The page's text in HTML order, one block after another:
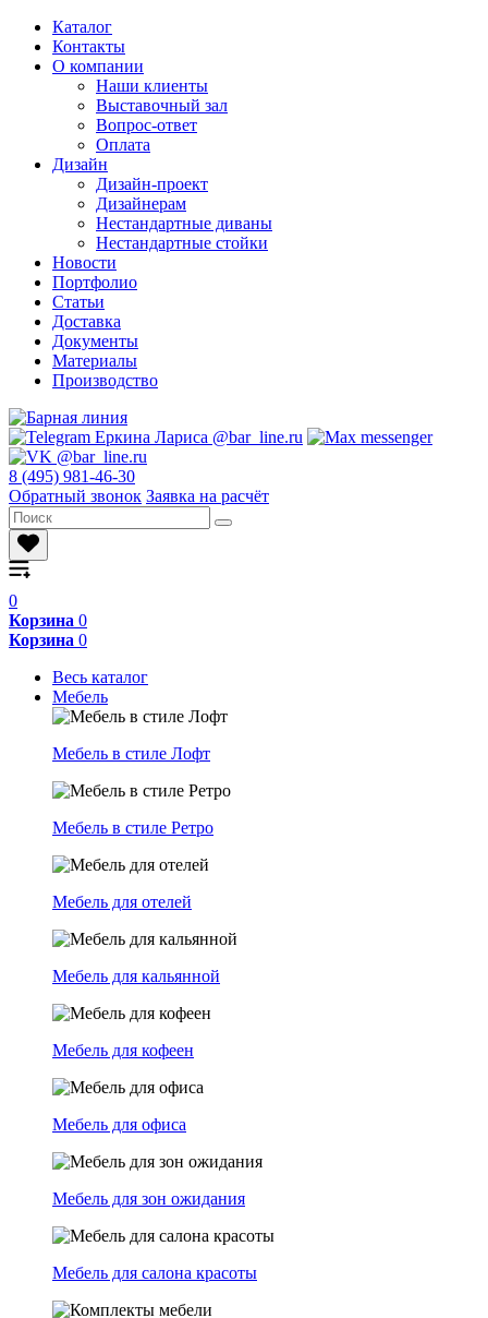
Каталог
Контакты
О компании
Наши клиенты
Выставочный зал
Вопрос-ответ
Оплата
Дизайн
Дизайн-проект
Дизайнерам
Нестандартные диваны
Нестандартные стойки
Новости
Портфолио
Статьи
Доставка
Документы
Материалы
Производство
8 (495) 981-46-30
Обратный звонок Заявка на расчёт
0
Корзина 0
Корзина 0
Весь каталог
Мебель
Мебель в стиле Лофт
Мебель в стиле Ретро
Мебель для отелей
Мебель для кальянной
Мебель для кофеен
Мебель для офиса
Мебель для зон ожидания
Мебель для салона красоты